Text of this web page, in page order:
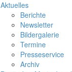
Aktuelles
Berichte
Newsletter
Bildergalerie
Termine
Presseservice
Archiv